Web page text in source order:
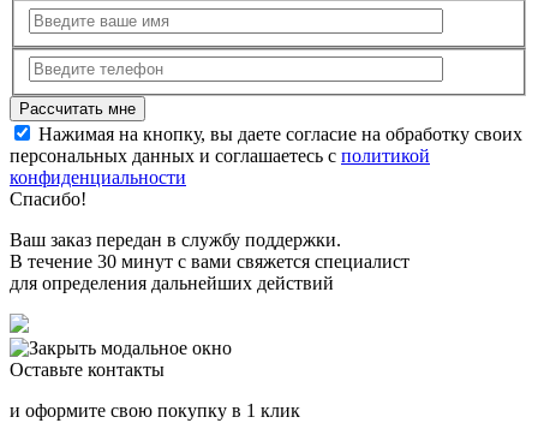
Нажимая на кнопку, вы даете согласие на обработку своих
персональных данных и соглашаетесь с политикой
конфиденциальности
Спасибо!
Ваш заказ передан в службу поддержки.
В течение 30 минут с вами свяжется специалист
для определения дальнейших действий
Оставьте контакты
и оформите свою покупку в 1 клик